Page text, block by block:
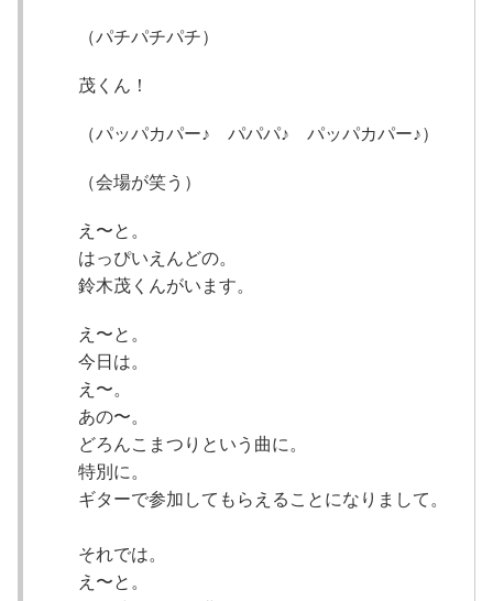
（パチパチパチ）
茂くん！
（パッパカパー♪ パパパ♪ パッパカパー♪）
（会場が笑う）
え〜と。
はっぴいえんどの。
鈴木茂くんがいます。
え〜と。
今日は。
え〜。
あの〜。
どろんこまつりという曲に。
特別に。
ギターで参加してもらえることになりまして。
それでは。
え〜と。